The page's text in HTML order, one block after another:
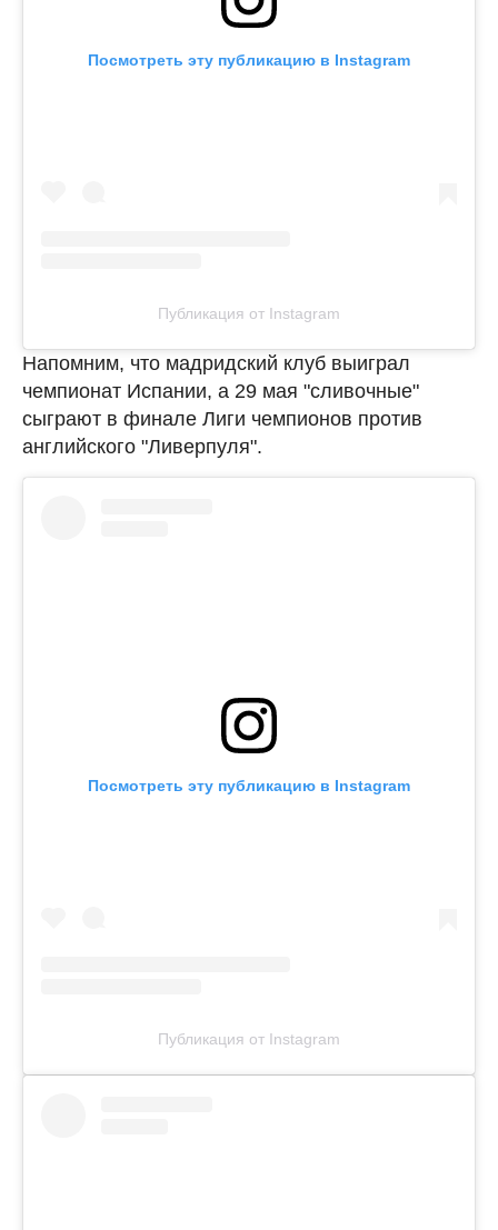
Посмотреть эту публикацию в Instagram
Публикация от Instagram
Напомним, что мадридский клуб выиграл
чемпионат Испании, а 29 мая "сливочные"
сыграют в финале Лиги чемпионов против
английского "Ливерпуля".
Посмотреть эту публикацию в Instagram
Публикация от Instagram